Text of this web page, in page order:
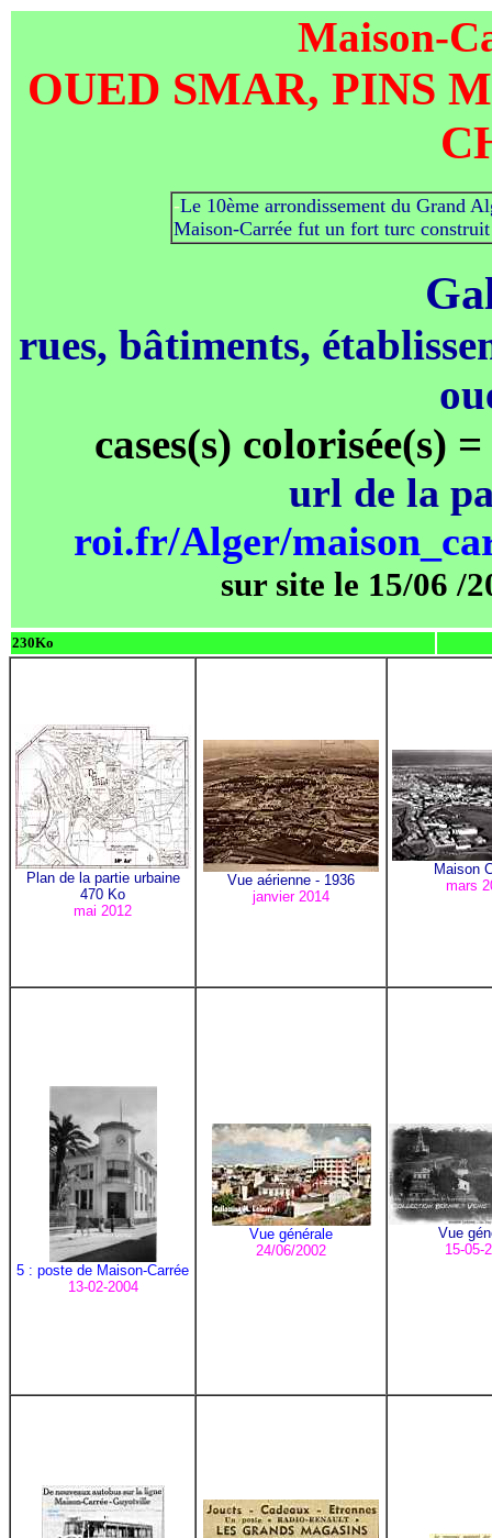
Maison-
OUED SMAR, PINS
-Le 10ème arrondissement du Grand
Maison-Carrée fut un fort turc
rues, bâtiments,
cases(s) colorisée(s)
url de la
roi.fr/Alger/
sur site le 15/06 /
230Ko
Plan de la partie urbaine
470 Ko
mai 2012
Vue aérienne - 1936
janvier 2014
Maison
mars
5 : poste de Maison-Carrée
13-02-2004
Vue générale
24/06/2002
Vue
15-05-